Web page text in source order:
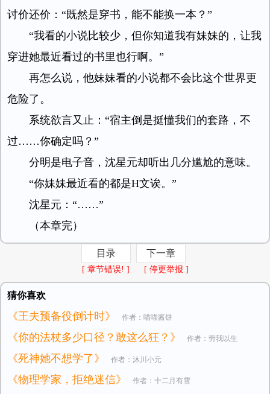
讨价还价：“既然是穿书，能不能换一本？”
“我看的小说比较少，但你知道我有妹妹的，让我
穿进她最近看过的书里也行啊。”
再怎么说，他妹妹看的小说都不会比这个世界更
危险了。
系统欲言又止：“宿主倒是挺懂我们的套路，不
过……你确定吗？”
分明是电子音，沈星元却听出几分尴尬的意味。
“你妹妹最近看的都是H文诶。”
沈星元：“……”
（本章完）
目录 下一章
[ 章节错误! ] [ 停更举报 ]
猜你喜欢
《王夫预备役倒计时》 作者：喵喵酱饼
《你的法杖多少口径？敢这么狂？》 作者：劳我以生
《死神她不想学了》 作者：沐川小元
《物理学家，拒绝迷信》 作者：十二月有雪